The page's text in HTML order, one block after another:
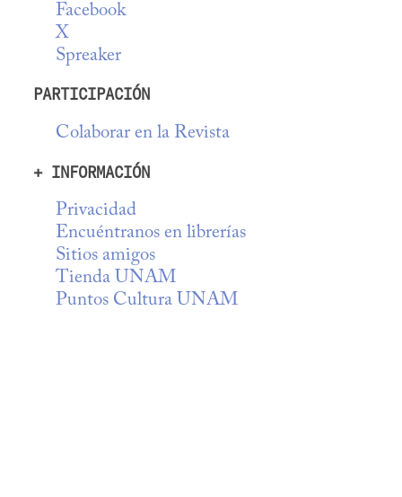
Facebook
X
Spreaker
PARTICIPACIÓN
Colaborar en la Revista
+ INFORMACIÓN
Privacidad
Encuéntranos en librerías
Sitios amigos
Tienda UNAM
Puntos Cultura UNAM